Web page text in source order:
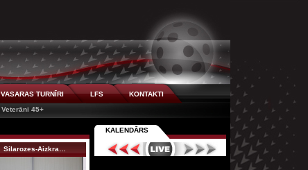
VASARAS TURNĪRI LFS
KONTAKTI
Veterāni 45+
Silarozes-Aizkra… Rubene Smilšukastes
KALENDĀRS